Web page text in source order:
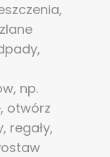
np.
otwórz
regały,